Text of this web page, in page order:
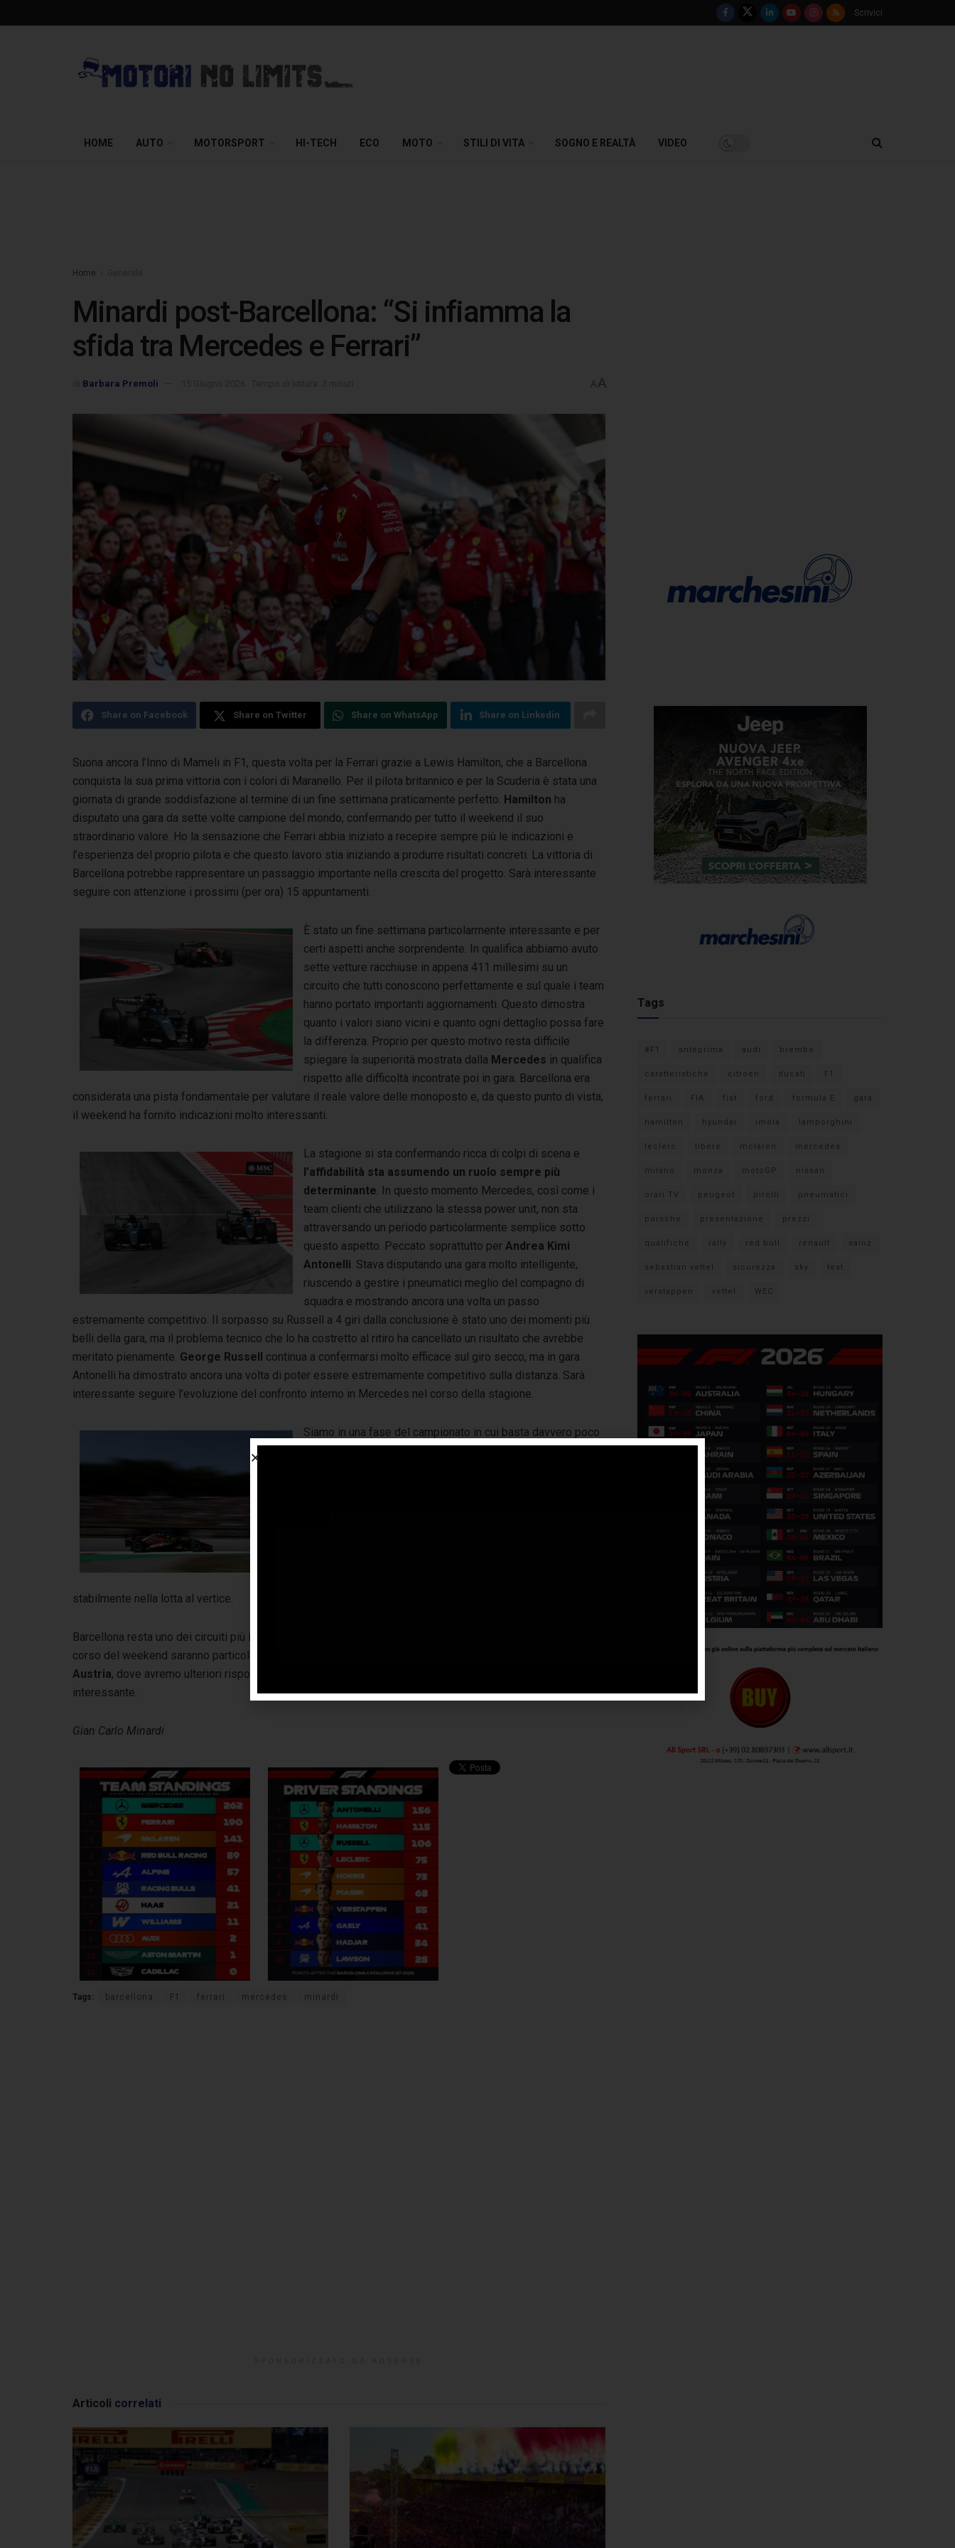
Scrivici
HOME AUTO MOTORSPORT HI-TECH ECO MOTO STILI DI VITA SOGNO E REALTÀ VIDEO
Home
Minardi post-Barcellona: “Si infiamma la
sfida tra Mercedes e Ferrari”
Barbara Premoli A A
Share on Facebook Share on Twitter Share on WhatsApp Share on Linkedin
Suona ancora l’Inno di Mameli in F1, questa volta per la Ferrari grazie a Lewis Hamilton, che a Barcellona
conquista la sua prima vittoria con i colori di Maranello. Per il pilota britannico e per la Scuderia è stata una
giornata di grande soddisfazione al termine di un fine settimana praticamente perfetto. Hamilton ha
disputato una gara da sette volte campione del mondo, confermando per tutto il weekend il suo
straordinario valore. Ho la sensazione che Ferrari abbia iniziato a recepire sempre più le indicazioni e
l’esperienza del proprio pilota e che questo lavoro stia iniziando a produrre risultati concreti. La vittoria di
Barcellona potrebbe rappresentare un passaggio importante nella crescita del progetto. Sarà interessante
seguire con attenzione i prossimi (per ora) 15 appuntamenti.
È stato un fine settimana particolarmente interessante e per
certi aspetti anche sorprendente. In qualifica abbiamo avuto
sette vetture racchiuse in appena 411 millesimi su un
circuito che tutti conoscono perfettamente e sul quale i team
hanno portato importanti aggiornamenti. Questo dimostra
quanto i valori siano vicini e quanto ogni dettaglio possa fare
la differenza. Proprio per questo motivo resta difficile
spiegare la superiorità mostrata dalla Mercedes in qualifica
rispetto alle difficoltà incontrate poi in gara. Barcellona era
considerata una pista fondamentale per valutare il reale valore delle monoposto e, da questo punto di vista,
il weekend ha fornito indicazioni molto interessanti.
La stagione si sta confermando ricca di colpi di scena e
l’affidabilità sta assumendo un ruolo sempre più
determinante . In questo momento Mercedes, così come i
team clienti che utilizzano la stessa power unit, non sta
attraversando un periodo particolarmente semplice sotto
questo aspetto. Peccato soprattutto per Andrea Kimi
Antonelli . Stava disputando una gara molto intelligente,
riuscendo a gestire i pneumatici meglio del compagno di
squadra e mostrando ancora una volta un passo
estremamente competitivo. Il sorpasso su Russell a 4 giri dalla conclusione è stato uno dei momenti più
belli della gara, ma il problema tecnico che lo ha costretto al ritiro ha cancellato un risultato che avrebbe
meritato pienamente. George Russell continua a confermarsi molto efficace sul giro secco, ma in gara
Antonelli ha dimostrato ancora una volta di poter essere estremamente competitivo sulla distanza. Sarà
interessante seguire l’evoluzione del confronto interno in Mercedes nel corso della stagione.
Siamo in una fase del campionato in cui basta davvero poco
stabilmente nella lotta al vertice.
Barcellona resta uno dei circuiti più importanti del calendario dal punto di vista tecnico e i dati raccolti nel
corso del weekend saranno particolarmente preziosi per tutti i team. Adesso il Mondiale si sposta in
Austria, dove avremo ulteriori risposte sui reali equilibri di questa stagione che si sta rivelando sempre più
interessante.
Gian Carlo Minardi
Tags: barcellona F1 ferrari mercedes minardi
Articoli correlati
Tags
#F1 anteprima audi brembo
caratteristiche citroen ducati F1
ferrari FIA fiat ford formula E gara
hamilton hyundai imola lamborghini
leclerc libere mclaren mercedes
milano monza motoGP nissan
orari TV peugeot pirelli pneumatici
porsche presentazione prezzi
qualifiche rally red bull renault sainz
sebastian vettel sicurezza sky test
verstappen vettel WEC